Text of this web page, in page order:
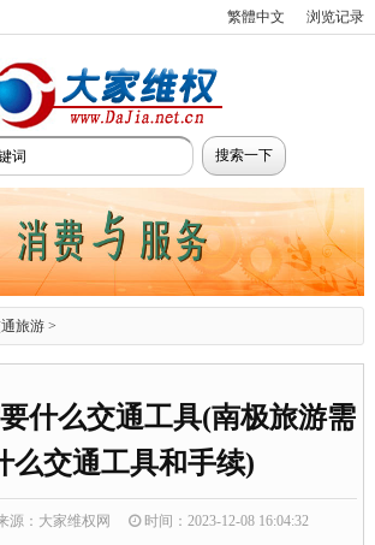
繁體中文 浏览记录
旅游>
什么交通工具(南极旅游需
么交通工具和手续)
源：大家维权网 时间：2023-12-08 16:04:32